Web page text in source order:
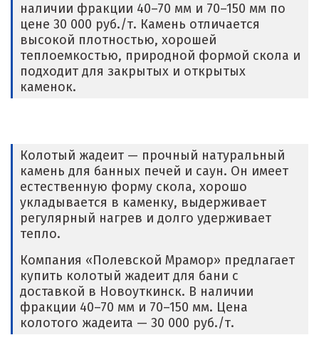
наличии фракции 40–70 мм и 70–150 мм по
цене 30 000 руб./т. Камень отличается
высокой плотностью, хорошей
теплоемкостью, природной формой скола и
подходит для закрытых и открытых
каменок.
Колотый жадеит — прочный натуральный
камень для банных печей и саун. Он имеет
естественную форму скола, хорошо
укладывается в каменку, выдерживает
регулярный нагрев и долго удерживает
тепло.
Компания «Полевской Мрамор» предлагает
купить колотый жадеит для бани с
доставкой в Новоуткинск. В наличии
фракции 40–70 мм и 70–150 мм. Цена
колотого жадеита — 30 000 руб./т.